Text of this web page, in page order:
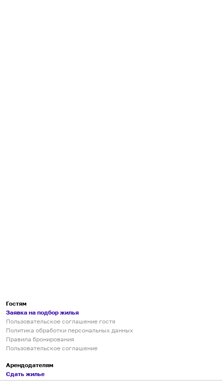
Гостям
Заявка на подбор жилья
Пользовательское соглашение гостя
Политика обработки персональных данных
Правила бронирования
Пользовательское соглашение
Арендодателям
Сдать жилье
Пользовательское соглашение